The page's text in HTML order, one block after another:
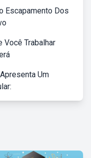
Escapamento Dos
Você Trabalhar
Um